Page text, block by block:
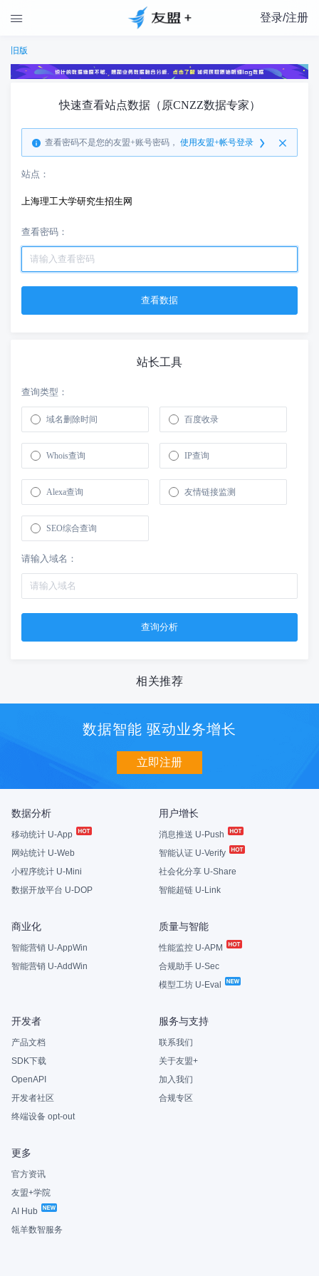
 登录/注册
旧版
快速查看站点数据（原CNZZ数据专家）
查看密码不是您的友盟+账号密码， 使用友盟+帐号登录
站点：
上海理工大学研究生招生网
查看密码：
站长工具
查询类型：
域名删除时间 百度收录
Whois查询 IP查询
Alexa查询 友情链接监测
SEO综合查询
请输入域名：
相关推荐
数据智能 驱动业务增长
立即注册
数据分析
移动统计 U-App
网站统计 U-Web
小程序统计 U-Mini
数据开放平台 U-DOP
用户增长
消息推送 U-Push
智能认证 U-Verify
社会化分享 U-Share
智能超链 U-Link
商业化
智能营销 U-AppWin
智能营销 U-AddWin
质量与智能
性能监控 U-APM
合规助手 U-Sec
模型工坊 U-Eval
开发者
产品文档
SDK下载
OpenAPI
开发者社区
终端设备 opt-out
服务与支持
联系我们
关于友盟+
加入我们
合规专区
更多
官方资讯
友盟+学院
AI Hub
瓴羊数智服务